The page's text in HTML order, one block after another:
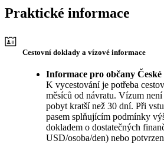
Praktické informace
Cestovní doklady a vízové informace
Informace pro občany
K vycestování je potřeba
měsíců od návratu. Vízum
pobyt kratší než 30 dní. Při
pasem splňujícím podmínky
dokladem o dostatečných
USD/osoba/den) nebo